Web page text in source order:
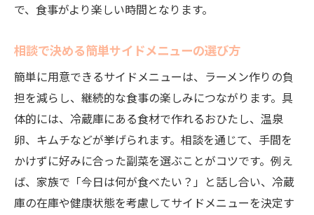
で、食事がより楽しい時間となります。
相談で決める簡単サイドメニューの選び方
簡単に用意できるサイドメニューは、ラーメン作りの負
担を減らし、継続的な食事の楽しみにつながります。具
体的には、冷蔵庫にある食材で作れるおひたし、温泉
卵、キムチなどが挙げられます。相談を通じて、手間を
かけずに好みに合った副菜を選ぶことがコツです。例え
ば、家族で「今日は何が食べたい？」と話し合い、冷蔵
庫の在庫や健康状態を考慮してサイドメニューを決定す